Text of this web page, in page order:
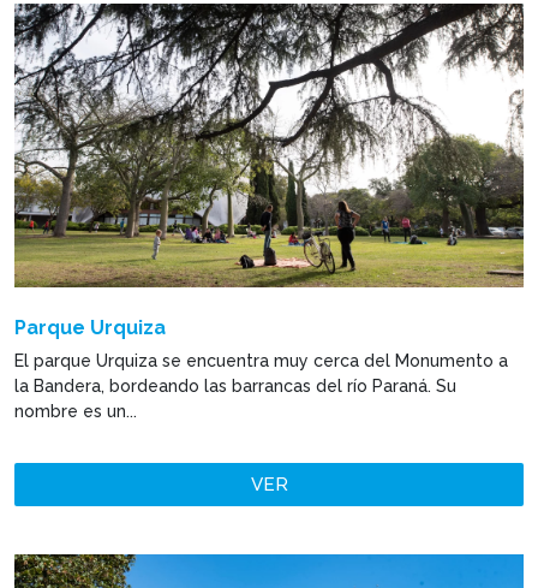
Parque Urquiza
El parque Urquiza se encuentra muy cerca del Monumento a
la Bandera, bordeando las barrancas del río Paraná. Su
nombre es un...
VER